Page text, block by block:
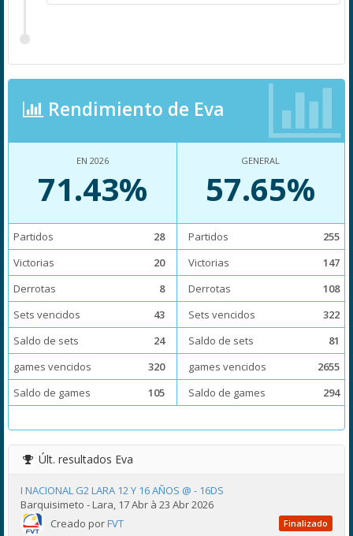
Rendimiento de Eva
EN 2026
71.43%
Partidos
28
Victorias
20
Derrotas
8
Sets vencidos
43
Saldo de sets
24
games vencidos
320
Saldo de games
105
GENERAL
57.65%
Partidos
255
Victorias
147
Derrotas
108
Sets vencidos
322
Saldo de sets
81
games vencidos
2655
Saldo de games
294
Últ. resultados Eva
I NACIONAL G2 LARA 12 Y 16 AÑOS @ - 16DS
Barquisimeto - Lara, 17 Abr à 23 Abr 2026
Creado porFVT Finalizado